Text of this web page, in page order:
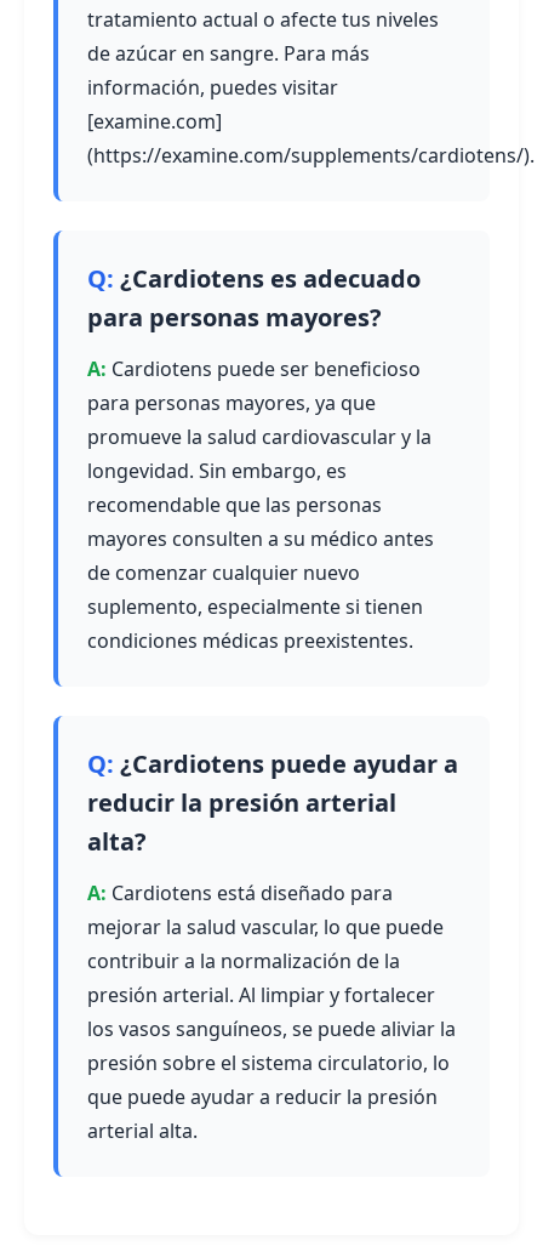
tratamiento actual o afecte tus niveles
de azúcar en sangre. Para más
información, puedes visitar
[examine.com]
(https://examine.com/supplements/cardiotens/).
¿Cardiotens es adecuado
para personas mayores?
Cardiotens puede ser beneficioso
para personas mayores, ya que
promueve la salud cardiovascular y la
longevidad. Sin embargo, es
recomendable que las personas
mayores consulten a su médico antes
de comenzar cualquier nuevo
suplemento, especialmente si tienen
condiciones médicas preexistentes.
¿Cardiotens puede ayudar a
reducir la presión arterial
alta?
Cardiotens está diseñado para
mejorar la salud vascular, lo que puede
contribuir a la normalización de la
presión arterial. Al limpiar y fortalecer
los vasos sanguíneos, se puede aliviar la
presión sobre el sistema circulatorio, lo
que puede ayudar a reducir la presión
arterial alta.